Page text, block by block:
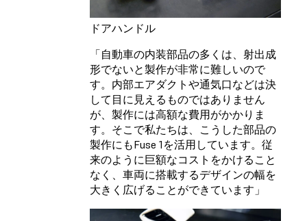
ドアハンドル
「自動車の内装部品の多くは、射出成
形でないと製作が非常に難しいので
す。内部エアダクトや通気口などは決
して目に見えるものではありません
が、製作には高額な費用がかかりま
す。そこで私たちは、こうした部品の
製作にもFuse 1を活用しています。従
来のように巨額なコストをかけること
なく、車両に搭載するデザインの幅を
大きく広げることができています」